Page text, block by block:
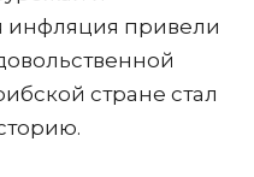
инфляция привели
стране стал